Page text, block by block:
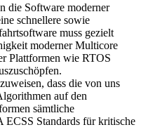
die Software moderner
schnellere sowie
muss gezielt
moderner Multicore
Plattformen wie RTOS
dass die von uns
auf den
sämtliche
Standards für kritische